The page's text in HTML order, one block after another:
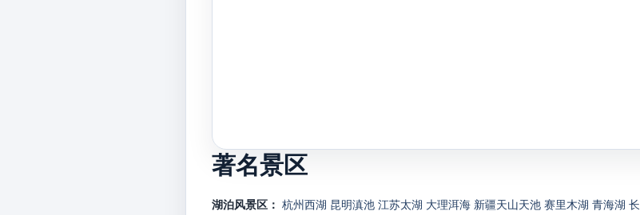
著名景区
湖泊风景区： 杭州西湖 昆明滇池 江苏太湖 大理洱海 新疆天山天池 赛里木湖 青海湖